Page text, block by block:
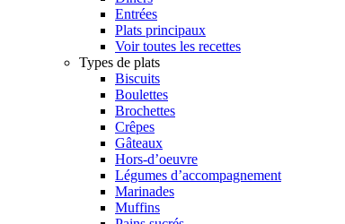
Entrées
Plats principaux
Voir toutes les recettes
Types de plats
Biscuits
Boulettes
Brochettes
Crêpes
Gâteaux
Hors-d’oeuvre
Légumes d’accompagnement
Marinades
Muffins